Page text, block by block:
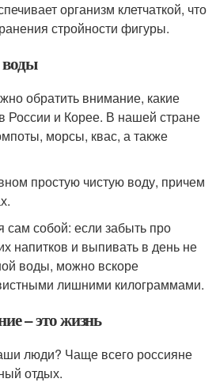
организм клетчаткой, что
стройности фигуры.
обратить внимание, какие
России и Корее. В нашей стране
морсы, квас, а также
простую чистую воду, причем
собой: если забыть про
напитков и выпивать в день не
воды, можно вскоре
лишними килограммами.
– это жизнь
люди? Чаще всего россияне
отдых.